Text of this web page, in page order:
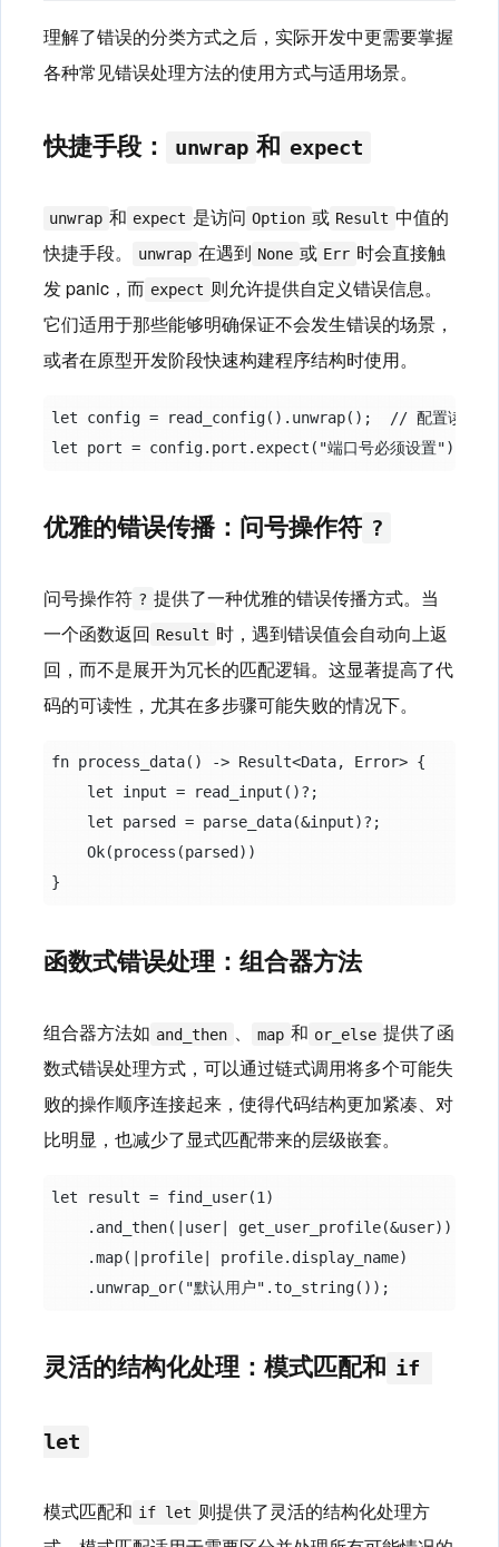
理解了错误的分类方式之后，实际开发中更需要掌握
各种常见错误处理方法的使用方式与适用场景。
快捷手段： unwrap 和 expect
unwrap 和 expect 是访问 Option 或 Result 中值的
快捷手段。
unwrap 在遇到 None 或 Err 时会直接触
发 panic，而 expect 则允许提供自定义错误信息。
它们适用于那些能够明确保证不会发生错误的场景，
或者在原型开发阶段快速构建程序结构时使用。
let config = read_config().unwrap();  // 配置读取失
优雅的错误传播：问号操作符 ?
问号操作符 ? 提供了一种优雅的错误传播方式。当
一个函数返回 Result 时，遇到错误值会自动向上返
回，而不是展开为冗长的匹配逻辑。这显著提高了代
码的可读性，尤其在多步骤可能失败的情况下。
fn process_data() -> Result<Data, Error> {
    let input = read_input()?;
    let parsed = parse_data(&input)?;
    Ok(process(parsed))
函数式错误处理：组合器方法
组合器方法如 and_then 、 map 和 or_else 提供了函
数式错误处理方式，可以通过链式调用将多个可能失
败的操作顺序连接起来，使得代码结构更加紧凑、对
比明显，也减少了显式匹配带来的层级嵌套。
let result = find_user(1)
    .and_then(|user| get_user_profile(&user))
    .map(|profile| profile.display_name)
灵活的结构化处理：模式匹配和 if
let
模式匹配和 if let 则提供了灵活的结构化处理方